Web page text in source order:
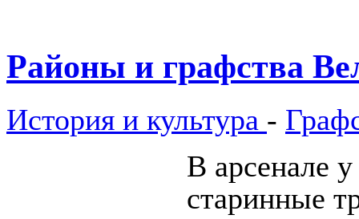
Районы и графства
История и культура -
В арсенале
старинные